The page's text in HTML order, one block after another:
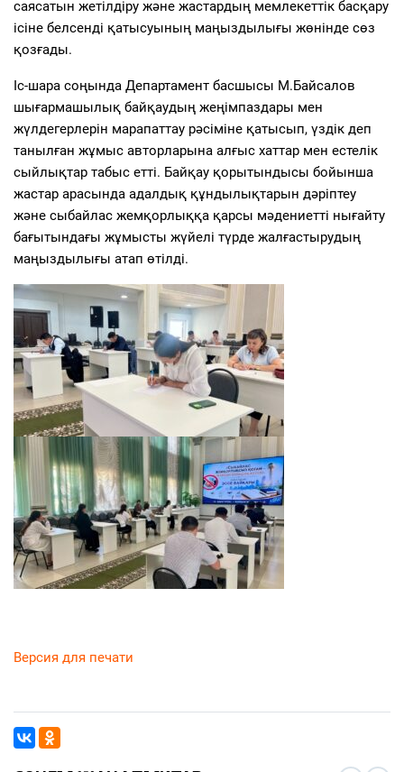
саясатын жетілдіру және жастардың мемлекеттік басқару
ісіне белсенді қатысуының маңыздылығы жөнінде сөз
қозғады.
Іс-шара соңында Департамент басшысы М.Байсалов
шығармашылық байқаудың жеңімпаздары мен
жүлдегерлерін марапаттау рәсіміне қатысып, үздік деп
танылған жұмыс авторларына алғыс хаттар мен естелік
сыйлықтар табыс етті. Байқау қорытындысы бойынша
жастар арасында адалдық құндылықтарын дәріптеу
және сыбайлас жемқорлыққа қарсы мәдениетті нығайту
бағытындағы жұмысты жүйелі түрде жалғастырудың
маңыздылығы атап өтілді.
Версия для печати